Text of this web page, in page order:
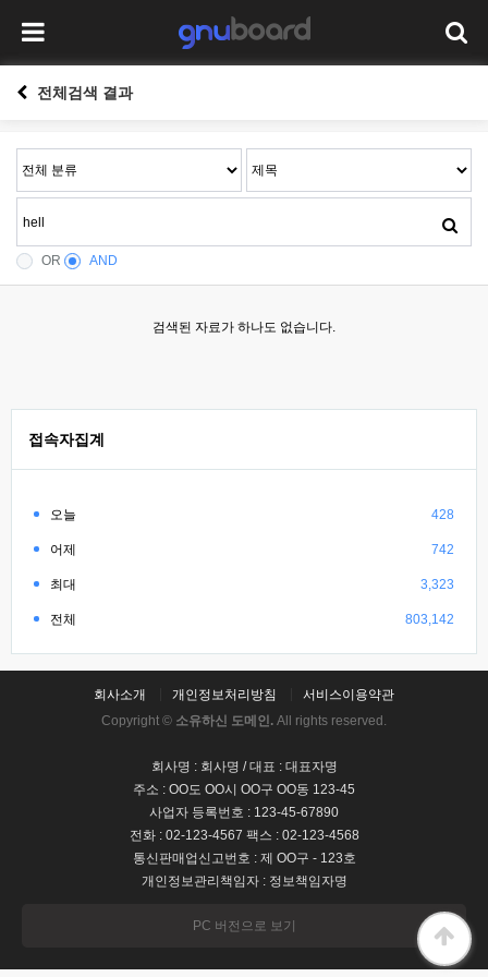
전체검색 결과
OR AND
검색된 자료가 하나도 없습니다.
접속자집계
오늘 428
어제 742
최대 3,323
전체 803,142
회사소개 개인정보처리방침
서비스이용약관
Copyright © 소유하신 도메인. All rights reserved.
회사명 : 회사명 / 대표 : 대표자명
주소 : OO도 OO시 OO구 OO동 123-45
사업자 등록번호 : 123-45-67890
전화 : 02-123-4567 팩스 : 02-123-4568
통신판매업신고번호 : 제 OO구 - 123호
개인정보관리책임자 : 정보책임자명
PC 버전으로 보기